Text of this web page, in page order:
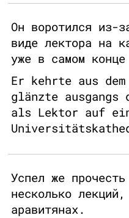
Он воротился из-
виде лектора на
уже в самом
Er kehrte aus
glänzte
als Lektor auf
Успел же
несколько
аравитянах.